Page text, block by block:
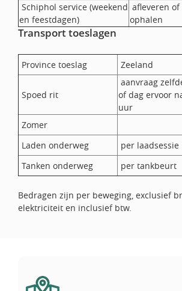
Schiphol service (weekend
en feestdagen)
afleveren of
ophalen
Transport toeslagen
Province toeslag Zeeland
Spoed rit
aanvraag
of dag ervoor
uur
Zomer
Laden onderweg per laadsessie
Tanken onderweg per tankbeurt
Bedragen zijn per beweging, exclusief
elektriciteit en inclusief btw.
Auto zelf kosteloos ophalen?